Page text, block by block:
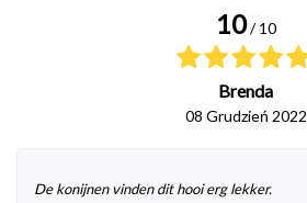
10 / 10
Brenda
08 Grudzień 2022
De konijnen vinden dit hooi erg lekker.